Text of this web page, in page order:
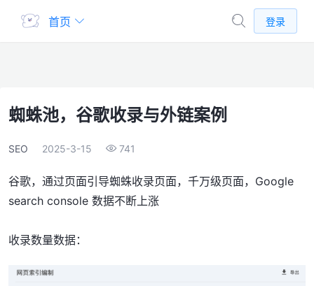
首页 登录
蜘蛛池，谷歌收录与外链案例
SEO 2025-3-15 741
谷歌，通过页面引导蜘蛛收录页面，千万级页面，Google
search console 数据不断上涨
收录数量数据：